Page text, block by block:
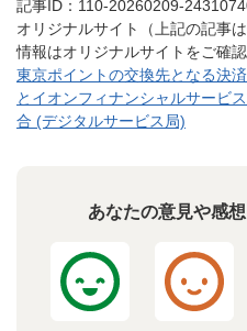
記事ID：110-20260209-
オリジナルサイト（上記の記事
情報はオリジナルサイトをご確認
東京ポイントの交換先となる決
とイオンフィナンシャルサービ
合 (デジタルサービス局)
あなたの意見や感